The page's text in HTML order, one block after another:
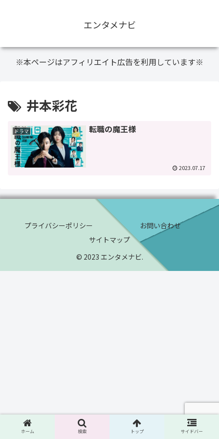
エンタメナビ
※本ページはアフィリエイト広告を利用しています※
井本彩花
ドラマ 転職の魔王様
2023.07.17
プライバシーポリシー
お問い合わせ
サイトマップ
© 2023 エンタメナビ.
ホーム 検索 トップ サイドバー